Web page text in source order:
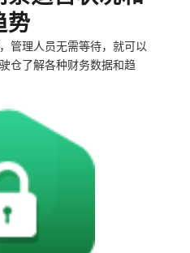
势
管理人员无需等待，就可以
仓了解各种财务数据和趋